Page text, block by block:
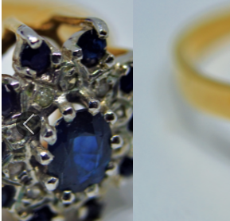
Previous